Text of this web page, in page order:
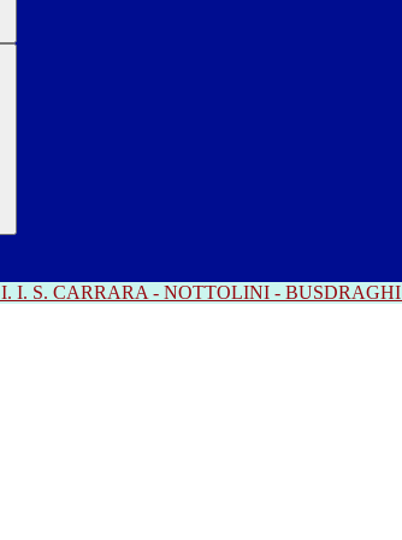
I. I. S. CARRARA - NOTTOLINI - BUSDRAGHI